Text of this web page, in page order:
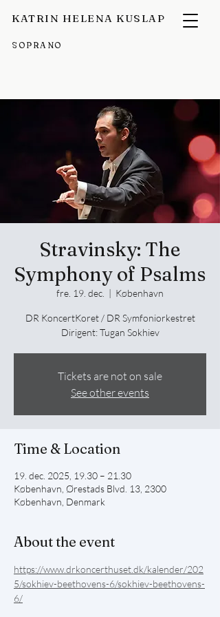
KATRIN HELENA KUSLAP
SOPRANO
Stravinsky: The
Symphony of Psalms
fre. 19. dec.
  |
København
DR KoncertKoret / DR Symfoniorkestret
Dirigent: Tugan Sokhiev
Tickets are not on sale
See other events
Time & Location
19. dec. 2025, 19.30 – 21.30
København, Ørestads Blvd. 13, 2300
København, Denmark
About the event
https://www.drkoncerthuset.dk/kalender/202
5/sokhiev-beethovens-6/sokhiev-beethovens-
6/